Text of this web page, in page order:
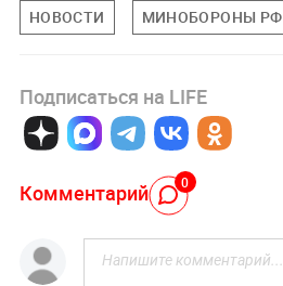
НОВОСТИ МИНОБОРОНЫ РФ
Подписаться на LIFE
Комментарий 0